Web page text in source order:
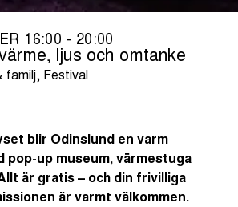
16:00 - 20:00
ljus och omtanke
familj, Festival
blir Odinslund en varm
pop-up museum, värmestuga
är gratis – och din frivilliga
är varmt välkommen.